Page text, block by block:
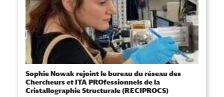
Sophie Nowak rejoint le bureau du réseau des
Chercheurs et ITA PROfessionnels de la
Cristallographie Structurale (RECIPROCS)